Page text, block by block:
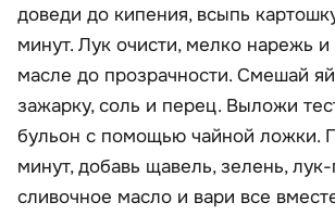
доведи до кипения, всыпь
минут. Лук очисти, мелко нарежь
масле до прозрачности. Смешай
зажарку, соль и перец. Выложи
бульон с помощью чайной ложки.
минут, добавь щавель, зелень,
сливочное масло и вари все